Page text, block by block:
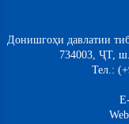
Донишгоҳи давлатии
734003, ҶТ,
Тел.: